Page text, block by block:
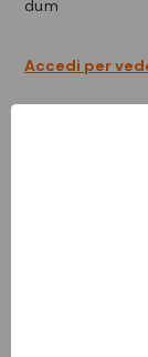
dum
Accedi per